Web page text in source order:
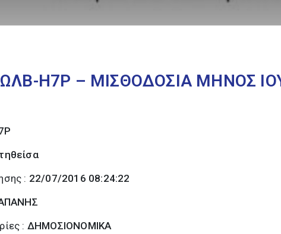
Η7Ρ – ΜΙΣΘΟΔΟΣΙΑ ΜΗΝΟΣ
: 22/07/2016 08:24:22
: ΔΗΜΟΣΙΟΝΟΜΙΚΑ